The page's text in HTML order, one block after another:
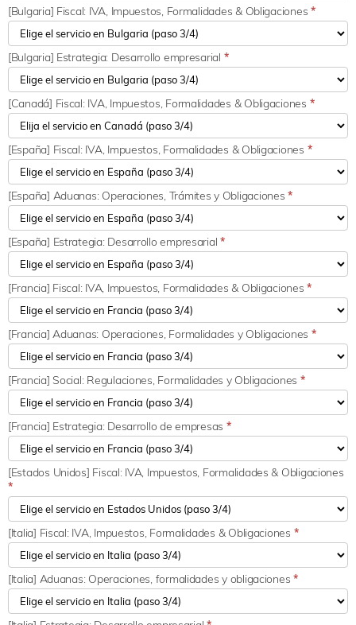
[Bulgaria] Fiscal: IVA, Impuestos, Formalidades & Obligaciones *
[Bulgaria] Estrategia: Desarrollo empresarial *
[Canadá] Fiscal: IVA, Impuestos, Formalidades & Obligaciones *
[España] Fiscal: IVA, Impuestos, Formalidades & Obligaciones *
[España] Aduanas: Operaciones, Trámites y Obligaciones*
[España] Estrategia: Desarrollo empresarial*
[Francia] Fiscal: IVA, Impuestos, Formalidades & Obligaciones*
[Francia] Aduanas: Operaciones, Formalidades y Obligaciones *
[Francia] Social: Regulaciones, Formalidades y Obligaciones *
[Francia] Estrategia: Desarrollo de empresas *
[Estados Unidos] Fiscal: IVA, Impuestos, Formalidades & Obligaciones
*
[Italia] Fiscal: IVA, Impuestos, Formalidades & Obligaciones *
[Italia] Aduanas: Operaciones, formalidades y obligaciones*